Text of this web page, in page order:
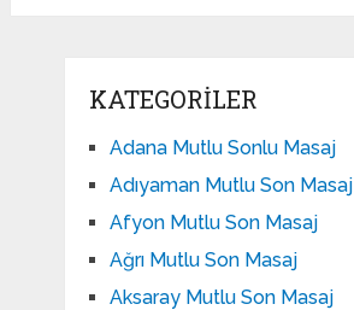
KATEGORILER
Adana Mutlu Sonlu Masaj
Adıyaman Mutlu Son Masaj
Afyon Mutlu Son Masaj
Ağrı Mutlu Son Masaj
Aksaray Mutlu Son Masaj